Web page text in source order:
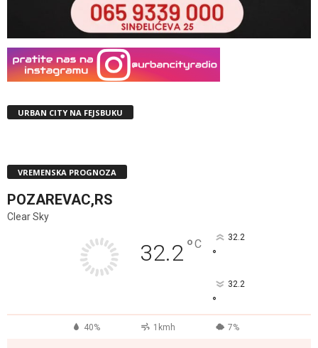
URBAN CITY NA FEJSBUKU
VREMENSKA PROGNOZA
POZAREVAC,RS
Clear Sky
32.2°C 32.2
°
32.2
°
40% 1kmh 7%